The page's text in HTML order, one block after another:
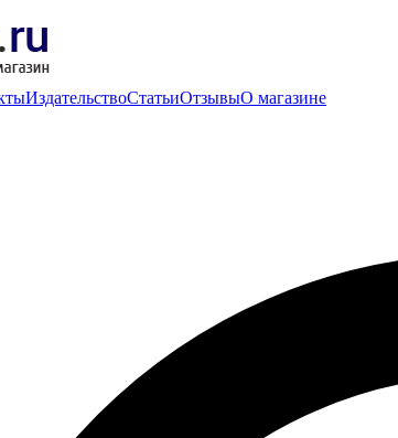
ИздательствоСтатьиОтзывыО магазине